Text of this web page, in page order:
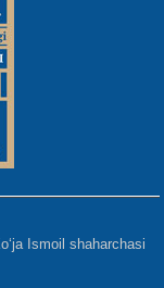
Ismoil shaharchasi